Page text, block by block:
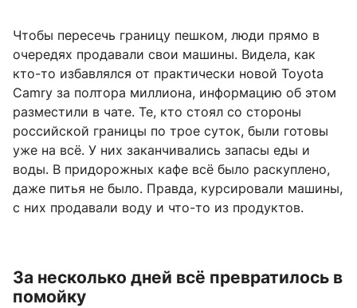
Чтобы пересечь границу пешком, люди прямо в
очередях продавали свои машины. Видела, как
кто-то избавлялся от практически новой Toyota
Camry за полтора миллиона, информацию об этом
разместили в чате. Те, кто стоял со стороны
российской границы по трое суток, были готовы
уже на всё. У них заканчивались запасы еды и
воды. В придорожных кафе всё было раскуплено,
даже питья не было. Правда, курсировали машины,
с них продавали воду и что-то из продуктов.
За несколько дней всё превратилось в
помойку